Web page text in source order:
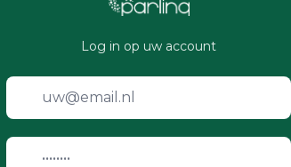
Log in op uw account